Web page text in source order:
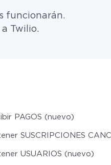
funcionarán.
Twilio.
PAGOS (nuevo)
SUSCRIPCIONES
USUARIOS (nuevo)